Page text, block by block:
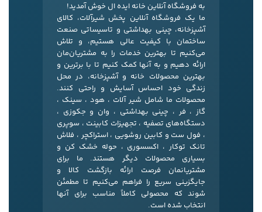
به فروشگاه آنلاین خانه ایده ال خوش آمدید!
ما یک فروشگاه آنلاین پخش شیرآلات، کالای
آشپزخانه، چینی بهداشتی و تاسیساتی صنعت
ساختمان با کیفیت عالی هستیم، و تلاش
می‌کنیم تا بهترین خدمات را به مشتریان‌مان
ارائه دهیم و به آنها کمک کنیم تا با برترین و
بهترین محصولات خانه و آشپزخانه، در محل
زندگی خود احساس آسایش و راحتی کنند.
محصولات ما شامل شیر آلات ، هود ، سینک ،
گاز ، فر ، چینی بهداشتی ، وان و جکوزی ،
دستگاه‌های تصفیه ، تجهیزات کابینت ، سوپری
، فول ست و کابین روشویی ، استراکچر ، فلاش
تانک توکار ، اکسسوری ، حوله خشک کن و
بسیاری محصولات دیگر هستند. ما برای
مشتریانمان فرصت ارائه بازگشت کالا و
جایگزینی سریع را فراهم می‌کنیم تا مطمئن
شوند که محصولی کاملاً مناسب برای آنها
انتخاب شده است.